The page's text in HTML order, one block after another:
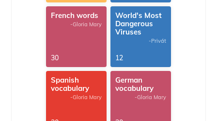
French words
-Gloria Mary
30
World's Most
Dangerous
Viruses
-Privát
12
Spanish
vocabulary
-Gloria Mary
German
vocabulary
-Gloria Mary